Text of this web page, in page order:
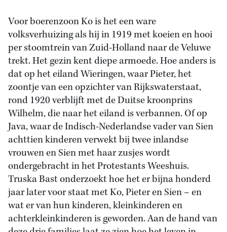
Voor boerenzoon Ko is het een ware
volksverhuizing als hij in 1919 met koeien en hooi
per stoomtrein van Zuid-Holland naar de Veluwe
trekt. Het gezin kent diepe armoede. Hoe anders is
dat op het eiland Wieringen, waar Pieter, het
zoontje van een opzichter van Rijkswaterstaat,
rond 1920 verblijft met de Duitse kroonprins
Wilhelm, die naar het eiland is verbannen. Of op
Java, waar de Indisch-Nederlandse vader van Sien
achttien kinderen verwekt bij twee inlandse
vrouwen en Sien met haar zusjes wordt
ondergebracht in het Protestants Weeshuis.
Truska Bast onderzoekt hoe het er bijna honderd
jaar later voor staat met Ko, Pieter en Sien – en
wat er van hun kinderen, kleinkinderen en
achterkleinkinderen is geworden. Aan de hand van